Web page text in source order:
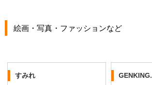
絵画・写真・ファッションなど
すみれ GENKING.